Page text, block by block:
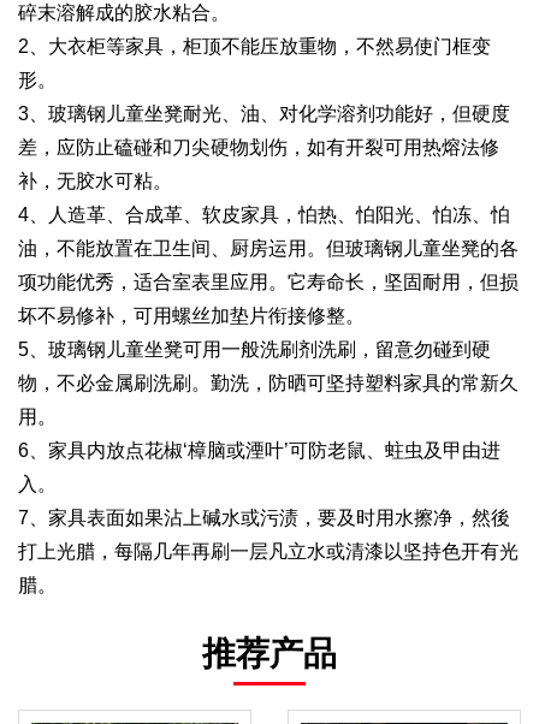
碎末溶解成的胶水粘合。
2、大衣柜等家具，柜顶不能压放重物，不然易使门框变
形。
3、玻璃钢儿童坐凳耐光、油、对化学溶剂功能好，但硬度
差，应防止磕碰和刀尖硬物划伤，如有开裂可用热熔法修
补，无胶水可粘。
4、人造革、合成革、软皮家具，怕热、怕阳光、怕冻、怕
油，不能放置在卫生间、厨房运用。但玻璃钢儿童坐凳的各
项功能优秀，适合室表里应用。它寿命长，坚固耐用，但损
坏不易修补，可用螺丝加垫片衔接修整。
5、玻璃钢儿童坐凳可用一般洗刷剂洗刷，留意勿碰到硬
物，不必金属刷洗刷。勤洗，防晒可坚持塑料家具的常新久
用。
6、家具内放点花椒‘樟脑或湮叶’可防老鼠、蛀虫及甲由进
入。
7、家具表面如果沾上碱水或污渍，要及时用水擦净，然後
打上光腊，每隔几年再刷一层凡立水或清漆以坚持色开有光
腊。
推荐产品